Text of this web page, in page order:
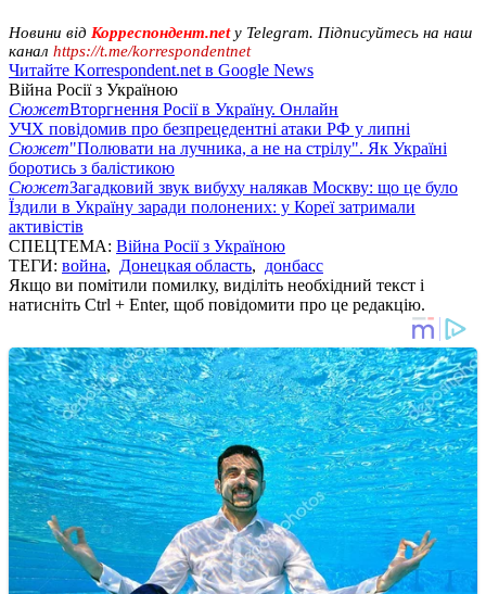
Новини від Корреспондент.netу Telegram. Підписуйтесь на наш
канал https://t.me/korrespondentnet
Читайте Korrespondent.net в Google News
Війна Росії з Україною
СюжетВторгнення Росії в Україну. Онлайн
УЧХ повідомив про безпрецедентні атаки РФ у липні
Сюжет"Полювати на лучника, а не на стрілу". Як Україні
боротись з балістикою
СюжетЗагадковий звук вибуху налякав Москву: що це було
Їздили в Україну заради полонених: у Кореї затримали
активістів
СПЕЦТЕМА: Війна Росії з Україною
ТЕГИ: война, Донецкая область, донбасс
Якщо ви помітили помилку, виділіть необхідний текст і
натисніть Ctrl + Enter, щоб повідомити про це редакцію.